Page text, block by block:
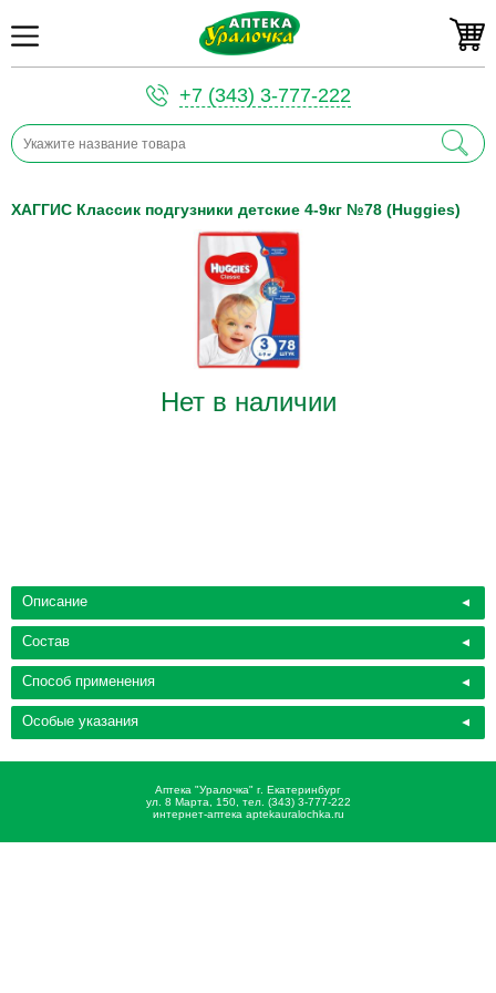
+7 (343) 3-777-222
ХАГГИС Классик подгузники детские 4-9кг №78 (Huggies)
Нет в наличии
Описание
Состав
Способ применения
Особые указания
Аптека "Уралочка" г. Екатеринбург
ул. 8 Марта, 150, тел. (343) 3-777-222
интернет-аптека aptekauralochka.ru